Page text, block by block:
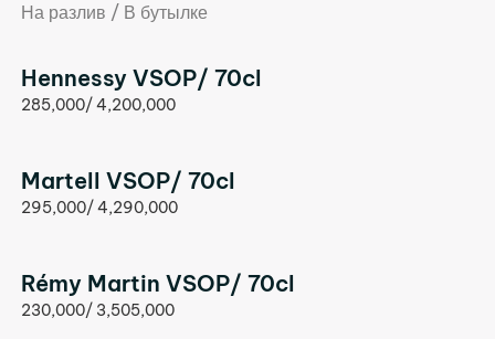
На разлив / В бутылке
Hennessy VSOP/ 70cl
285,000/ 4,200,000
Martell VSOP/ 70cl
295,000/ 4,290,000
Rémy Martin VSOP/ 70cl
230,000/ 3,505,000